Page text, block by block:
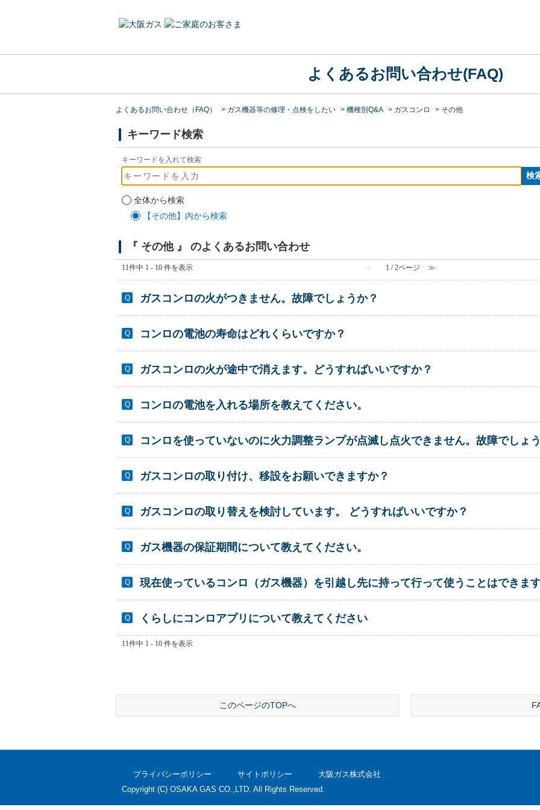
よくあるお問い合わせ(FAQ)
よくあるお問い合わせ（FAQ） > ガス機器等の修理・点検をしたい > 機種別Q&A > ガスコンロ > その他
キーワード検索
キーワードを入れて検索
全体から検索
【その他】内から検索
『 その他 』 のよくあるお問い合わせ
11件中 1 - 10 件を表示 ≪ 1 / 2ページ ≫
ガスコンロの火がつきません。故障でしょうか？
コンロの電池の寿命はどれくらいですか？
ガスコンロの火が途中で消えます。どうすればいいですか？
コンロの電池を入れる場所を教えてください。
コンロを使っていないのに火力調整ランプが点滅し点火できません。故障でしょ
ガスコンロの取り付け、移設をお願いできますか？
ガスコンロの取り替えを検討しています。 どうすればいいですか？
ガス機器の保証期間について教えてください。
現在使っているコンロ（ガス機器）を引越し先に持って行って使うことはできま
くらしにコンロアプリについて教えてください
11件中 1 - 10 件を表示
このページのTOPへ
プライバシーポリシー サイトポリシー
大阪ガス株式会社
Copyright (C) OSAKA GAS CO.,LTD. All Rights Reserved.